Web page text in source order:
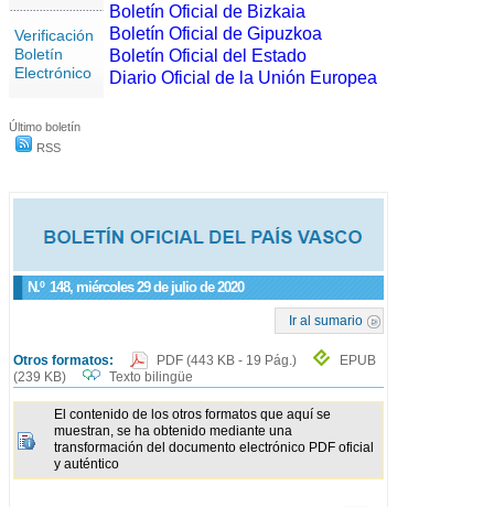
Verificación
Boletín
Electrónico
Último boletín
RSS
N.º 148, miércoles 29 de julio de 2020
Ir al sumario
Otros formatos: PDF (443 KB - 19 Pág.)
EPUB
(239 KB)
Texto bilingüe
El contenido de los otros formatos que aquí se
muestran, se ha obtenido mediante una
transformación del documento electrónico PDF oficial
y auténtico
Boletín Oficial de Bizkaia
Boletín Oficial de Gipuzkoa
Boletín Oficial del Estado
Diario Oficial de la Unión Europea